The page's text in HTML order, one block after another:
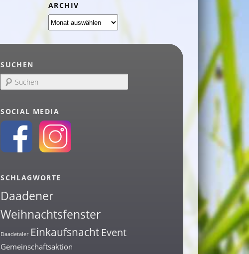
ARCHIV
Archiv
SUCHEN
u
e
n
SOCIAL MEDIA
SCHLAGWORTE
Daadener
Weihnachtsfenster
Daadetaler Einkaufsnacht Event
Gemeinschaftsaktion